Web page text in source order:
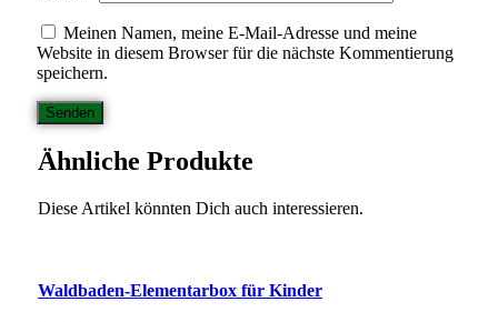
Meinen Namen, meine E-Mail-Adresse und meine
Website in diesem Browser für die nächste Kommentierung
speichern.
Ähnliche Produkte
Diese Artikel könnten Dich auch interessieren.
Waldbaden-Elementarbox für Kinder